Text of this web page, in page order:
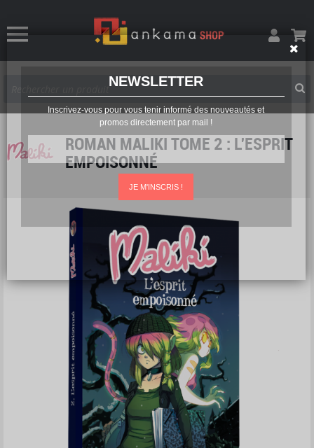
NEWSLETTER
Inscrivez-vous pour vous tenir informé des nouveautés et
promos directement par mail !
JE M'INSCRIS !
ROMAN MALIKI TOME 2 : L'ESPRIT
EMPOISONNÉ